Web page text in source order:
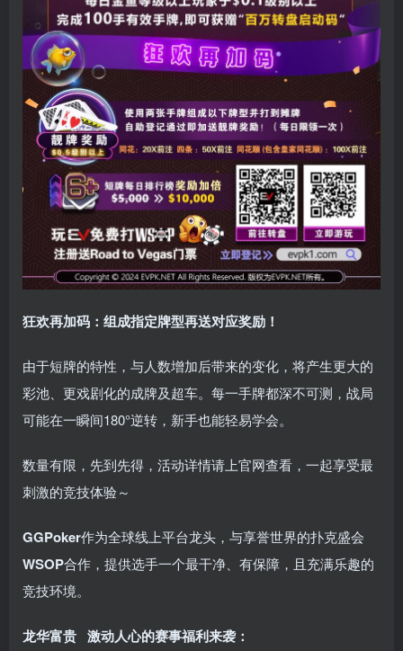
狂欢再加码：组成指定牌型再送对应奖励！
由于短牌的特性，与人数增加后带来的变化，将产生更大的
彩池、更戏剧化的成牌及超车。每一手牌都深不可测，战局
可能在一瞬间180°逆转，新手也能轻易学会。
数量有限，先到先得，活动详情请上官网查看，一起享受最
刺激的竞技体验～
GGPoker作为全球线上平台龙头，与享誉世界的扑克盛会
WSOP合作，提供选手一个最干净、有保障，且充满乐趣的
竞技环境。
龙华富贵 激动人心的赛事福利来袭：